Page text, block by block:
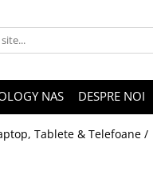
NAS DESPRE NOI
Tablete & Telefoane /